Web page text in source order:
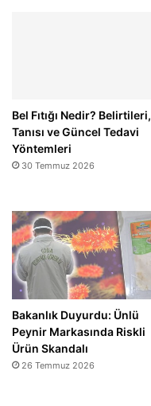
Bel Fıtığı Nedir? Belirtileri,
Tanısı ve Güncel Tedavi
Yöntemleri
30 Temmuz 2026
Bakanlık Duyurdu: Ünlü
Peynir Markasında Riskli
Ürün Skandalı
26 Temmuz 2026